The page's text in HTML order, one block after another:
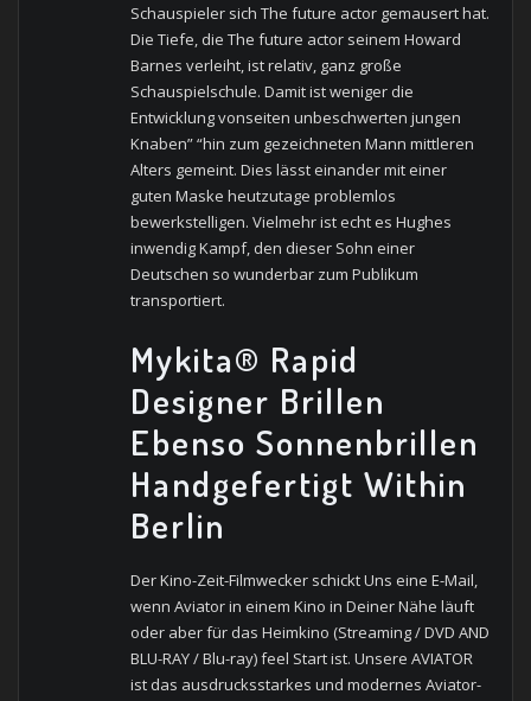
Schauspieler sich The future actor gemausert hat.
Die Tiefe, die The future actor seinem Howard
Barnes verleiht, ist relativ, ganz große
Schauspielschule. Damit ist weniger die
Entwicklung vonseiten unbeschwerten jungen
Knaben” “hin zum gezeichneten Mann mittleren
Alters gemeint. Dies lässt einander mit einer
guten Maske heutzutage problemlos
bewerkstelligen. Vielmehr ist echt es Hughes
inwendig Kampf, den dieser Sohn einer
Deutschen so wunderbar zum Publikum
transportiert.
Mykita® Rapid
Designer Brillen
Ebenso Sonnenbrillen
Handgefertigt Within
Berlin
Der Kino-Zeit-Filmwecker schickt Uns eine E-Mail,
wenn Aviator in einem Kino in Deiner Nähe läuft
oder aber für das Heimkino (Streaming / DVD AND
BLU-RAY / Blu-ray) feel Start ist. Unsere AVIATOR
ist das ausdrucksstarkes und modernes Aviator-